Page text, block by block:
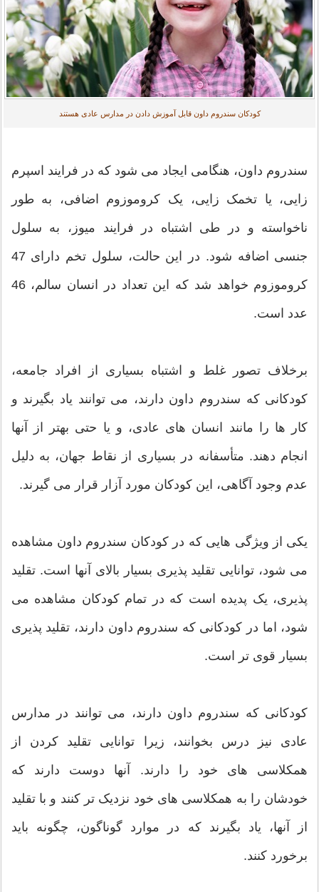
کودکان سندروم داون قابل آموزش دادن در مدارس عادی هستند
سندروم داون، هنگامی ایجاد می شود که در فرایند اسپرم
زایی، یا تخمک زایی، یک کروموزوم اضافی، به طور
ناخواسته و در طی اشتباه در فرایند میوز، به سلول
جنسی اضافه شود. در این حالت، سلول تخم دارای 47
کروموزوم خواهد شد که این تعداد در انسان سالم، 46
عدد است.
برخلاف تصور غلط و اشتباه بسیاری از افراد جامعه،
کودکانی که سندروم داون دارند، می توانند یاد بگیرند و
کار ها را مانند انسان های عادی، و یا حتی بهتر از آنها
انجام دهند. متأسفانه در بسیاری از نقاط جهان، به دلیل
عدم وجود آگاهی، این کودکان مورد آزار قرار می گیرند.
یکی از ویژگی هایی که در کودکان سندروم داون مشاهده
می شود، توانایی تقلید پذیری بسیار بالای آنها است. تقلید
پذیری، یک پدیده است که در تمام کودکان مشاهده می
شود، اما در کودکانی که سندروم داون دارند، تقلید پذیری
بسیار قوی تر است.
کودکانی که سندروم داون دارند، می توانند در مدارس
عادی نیز درس بخوانند، زیرا توانایی تقلید کردن از
همکلاسی های خود را دارند. آنها دوست دارند که
خودشان را به همکلاسی های خود نزدیک تر کنند و با تقلید
از آنها، یاد بگیرند که در موارد گوناگون، چگونه باید
برخورد کنند.